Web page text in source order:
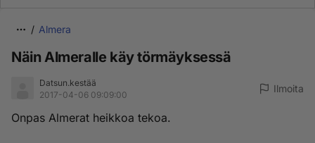
Almera
Näin Almeralle käy törmäyksessä
Datsun.kestää
2017-04-06 09:09:00
Ilmoita
Onpas Almerat heikkoa tekoa.